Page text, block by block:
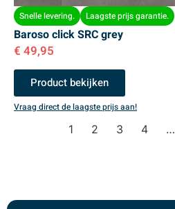
Snelle levering. Laagste prijs garantie.
Baroso click SRC grey
€ 49,95
Product bekijken
Vraag direct de laagste prijs aan!
1 2 3 4 …